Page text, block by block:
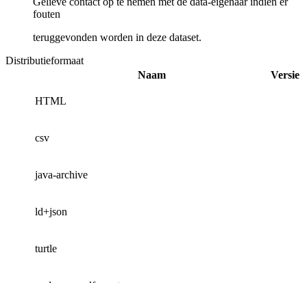
fouten
teruggevonden worden in deze dataset.
Distributieformaat
Naam
Versie
HTML
csv
java-archive
ld+json
turtle